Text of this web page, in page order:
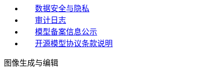
数据安全与隐私
审计日志
模型备案信息公示
开源模型协议条款说明
图像生成与编辑